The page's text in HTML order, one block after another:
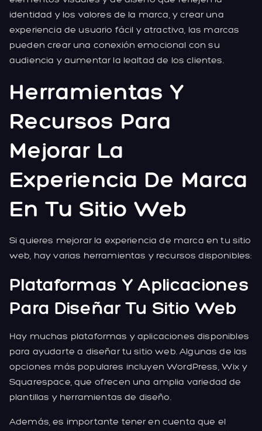
identidad y los valores de la marca, y crear una
experiencia de usuario fácil y atractiva, las marcas
pueden crear una conexión emocional con su
audiencia y aumentar la lealtad de los clientes.
Herramientas Y
Recursos Para
Mejorar La
Experiencia De Marca
En Tu Sitio Web
Si quieres mejorar la experiencia de marca en tu sitio
web, hay varias herramientas y recursos disponibles:
Plataformas Y Aplicaciones
Para Diseñar Tu Sitio Web
Hay muchas plataformas y aplicaciones disponibles
para ayudarte a diseñar tu sitio web. Algunas de las
opciones más populares incluyen WordPress, Wix y
Squarespace, que ofrecen una amplia variedad de
plantillas y herramientas de diseño.
Además, es importante tener en cuenta que el